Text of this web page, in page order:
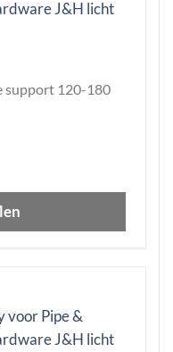
support 120-180